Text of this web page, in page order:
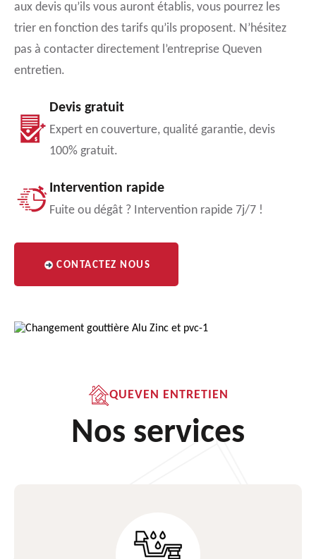
aux devis qu’ils vous auront établis, vous pourrez les
trier en fonction des tarifs qu’ils proposent. N’hésitez
pas à contacter directement l’entreprise Queven
entretien.
Devis gratuit
Expert en couverture, qualité garantie, devis
100% gratuit.
Intervention rapide
Fuite ou dégât ? Intervention rapide 7j/7 !
CONTACTEZ NOUS
QUEVEN ENTRETIEN
Nos services